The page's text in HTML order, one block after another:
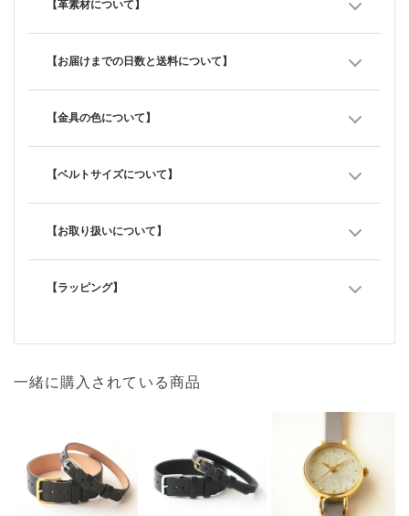
【革素材について】
【お届けまでの日数と送料について】
【金具の色について】
【ベルトサイズについて】
【お取り扱いについて】
【ラッピング】
一緒に購入されている商品